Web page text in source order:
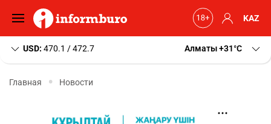
KAZ
USD: 470.1 / 472.7 Алматы+31 C
Главная Новости